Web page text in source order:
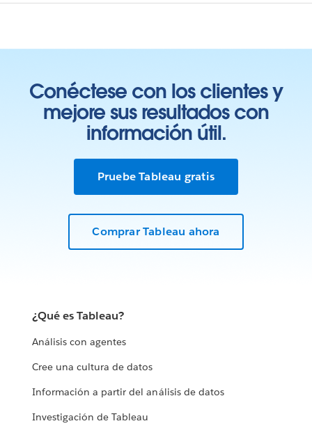
Conéctese con los clientes y
mejore sus resultados con
información útil.
Pruebe Tableau gratis
Comprar Tableau ahora
¿Qué es Tableau?
Análisis con agentes
Cree una cultura de datos
Información a partir del análisis de datos
Investigación de Tableau